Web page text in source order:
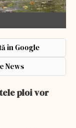
în Google
News
ploi vor